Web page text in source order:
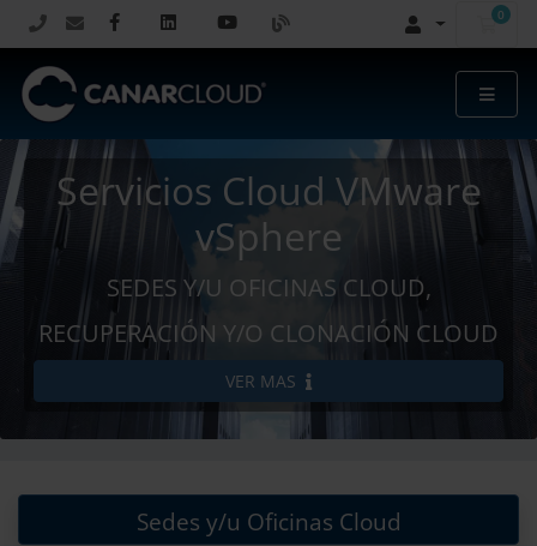
0
Servicios Cloud VMware
vSphere
SEDES Y/U OFICINAS CLOUD,
RECUPERACIÓN Y/O CLONACIÓN CLOUD
VER MAS
Sedes y/u Oficinas Cloud